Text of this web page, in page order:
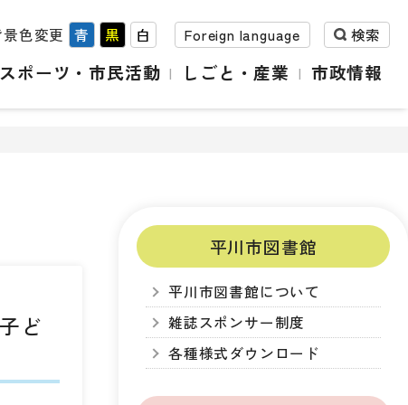
色変更 青 黒 白 Foreign language 検索
ポーツ・市民活動 しごと・産業 市政情報
ど
平川市図書館
平川市図書館について
雑誌スポンサー制度
各種様式ダウンロード